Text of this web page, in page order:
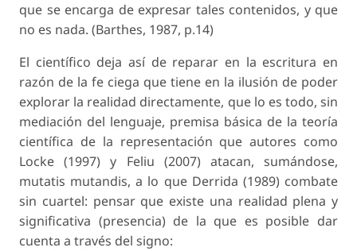
que se encarga de expresar tales contenidos, y que
no es nada. (Barthes, 1987, p.14)
El científico deja así de reparar en la escritura en
razón de la fe ciega que tiene en la ilusión de poder
explorar la realidad directamente, que lo es todo, sin
mediación del lenguaje, premisa básica de la teoría
científica de la representación que autores como
Locke (1997) y Feliu (2007) atacan, sumándose,
mutatis mutandis, a lo que Derrida (1989) combate
sin cuartel: pensar que existe una realidad plena y
significativa (presencia) de la que es posible dar
cuenta a través del signo: